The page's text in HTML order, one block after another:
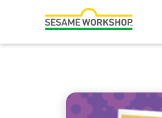
Family Resources
Healthy Minds and Bodies